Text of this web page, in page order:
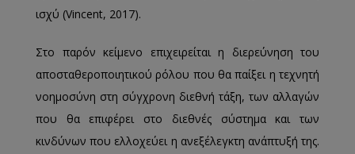
ισχύ (Vincent, 2017).
Στο παρόν κείμενο επιχειρείται η διερεύνηση του
αποσταθεροποιητικού ρόλου που θα παίξει η τεχνητή
νοημοσύνη στη σύγχρονη διεθνή τάξη, των αλλαγών
που θα επιφέρει στο διεθνές σύστημα και των
κινδύνων που ελλοχεύει η ανεξέλεγκτη ανάπτυξή της.